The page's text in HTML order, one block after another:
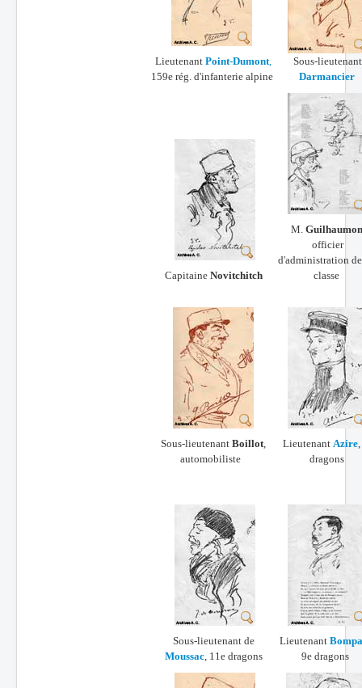
Lieutenant Point-Dumont,
159e rég. d'infanterie alpine
Sous-lieutenant
Darmancier
Capitaine Novitchitch
M. Guilhaumon
officier
d'administration
classe
Sous-lieutenant Boillot,
automobiliste
Lieutenant Azire,
dragons
Sous-lieutenant de
Moussac, 11e dragons
Lieutenant
9e dragons